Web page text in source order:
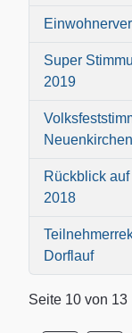
Super
2019
Rückblick
2018
Dorflauf
Seite 10 von 13